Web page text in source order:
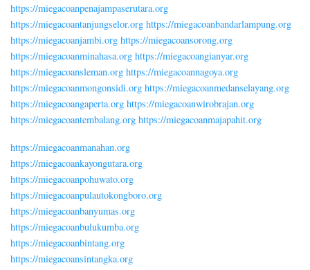
https://miegacoanpenajampaserutara.org
https://miegacoantanjungselor.org https://miegacoanbandarlampung.org
https://miegacoanjambi.org https://miegacoansorong.org
https://miegacoanminahasa.org https://miegacoangianyar.org
https://miegacoansleman.org https://miegacoannagoya.org
https://miegacoanmongonsidi.org https://miegacoanmedanselayang.org
https://miegacoangaperta.org https://miegacoanwirobrajan.org
https://miegacoantembalang.org https://miegacoanmajapahit.org
https://miegacoanmanahan.org
https://miegacoankayongutara.org
https://miegacoanpohuwato.org
https://miegacoanpulautokongboro.org
https://miegacoanbanyumas.org
https://miegacoanbulukumba.org
https://miegacoanbintang.org
https://miegacoansintangka.org